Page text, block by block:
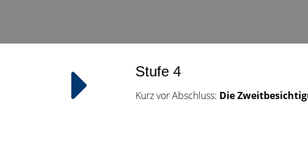
Stufe 4
Kurz vor Abschluss: Die